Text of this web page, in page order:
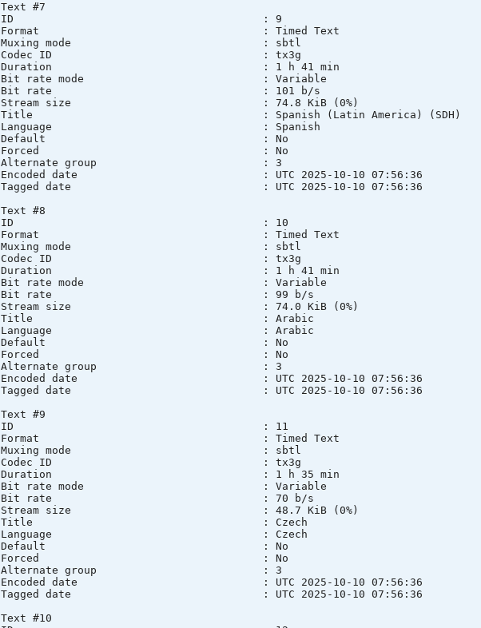
Text #7
ID : 9
Format : Timed Text
Muxing mode : sbtl
Codec ID : tx3g
Duration : 1 h 41 min
Bit rate mode : Variable
Bit rate : 101 b/s
Stream size : 74.8 KiB (0%)
Title : Spanish (Latin America) (SDH)
Language : Spanish
Default : No
Forced : No
Alternate group : 3
Encoded date : UTC 2025-10-10 07:56:36
Tagged date : UTC 2025-10-10 07:56:36
Text #8
ID : 10
Format : Timed Text
Muxing mode : sbtl
Codec ID : tx3g
Duration : 1 h 41 min
Bit rate mode : Variable
Bit rate : 99 b/s
Stream size : 74.0 KiB (0%)
Title : Arabic
Language : Arabic
Default : No
Forced : No
Alternate group : 3
Encoded date : UTC 2025-10-10 07:56:36
Tagged date : UTC 2025-10-10 07:56:36
Text #9
ID : 11
Format : Timed Text
Muxing mode : sbtl
Codec ID : tx3g
Duration : 1 h 35 min
Bit rate mode : Variable
Bit rate : 70 b/s
Stream size : 48.7 KiB (0%)
Title : Czech
Language : Czech
Default : No
Forced : No
Alternate group : 3
Encoded date : UTC 2025-10-10 07:56:36
Tagged date : UTC 2025-10-10 07:56:36
Text #10